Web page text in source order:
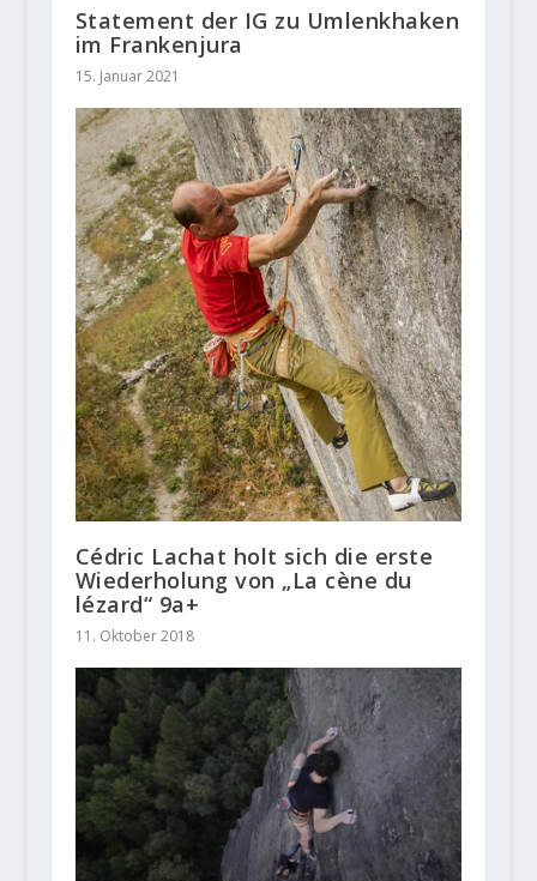
Statement der IG zu Umlenkhaken
im Frankenjura
15. Januar 2021
Cédric Lachat holt sich die erste
Wiederholung von „La cène du
lézard“ 9a+
11. Oktober 2018